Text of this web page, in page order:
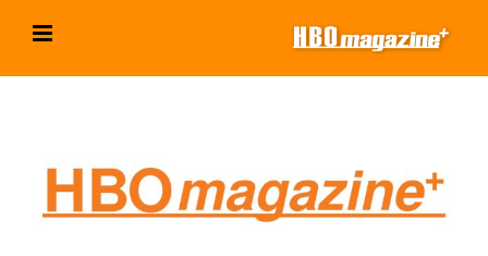
inhoud
grotere
afbeelding